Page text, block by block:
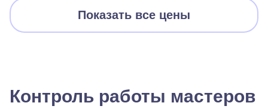
Показать все цены
Контроль работы мастеров